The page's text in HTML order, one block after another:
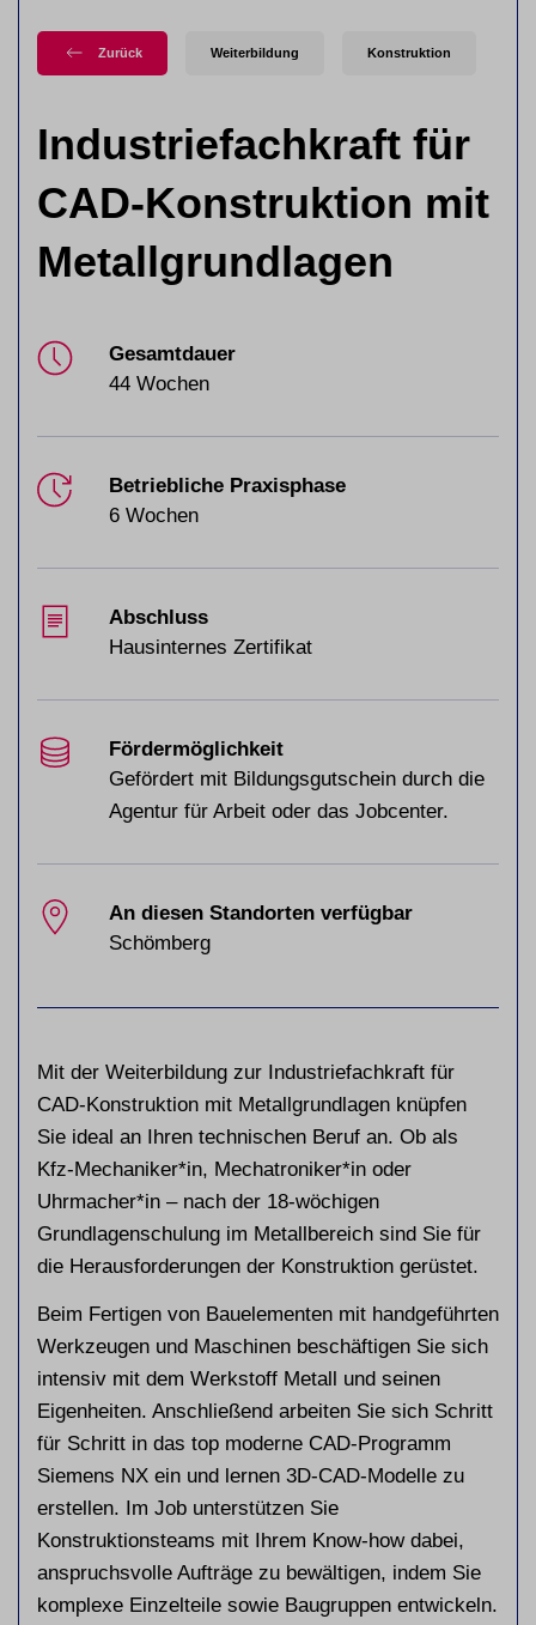
Zurück Weiterbildung Konstruktion
Industriefachkraft für
CAD-Konstruktion mit
Metallgrundlagen
Gesamtdauer
44 Wochen
Betriebliche Praxisphase
6 Wochen
Abschluss
Hausinternes Zertifikat
Fördermöglichkeit
Gefördert mit Bildungsgutschein durch die
Agentur für Arbeit oder das Jobcenter.
An diesen Standorten verfügbar
Schömberg
Mit der Weiterbildung zur Industriefachkraft für
CAD-Konstruktion mit Metallgrundlagen knüpfen
Sie ideal an Ihren technischen Beruf an. Ob als
Kfz-Mechaniker*in, Mechatroniker*in oder
Uhrmacher*in – nach der 18-wöchigen
Grundlagenschulung im Metallbereich sind Sie für
die Herausforderungen der Konstruktion gerüstet.
Beim Fertigen von Bauelementen mit handgeführten
Werkzeugen und Maschinen beschäftigen Sie sich
intensiv mit dem Werkstoff Metall und seinen
Eigenheiten. Anschließend arbeiten Sie sich Schritt
für Schritt in das top moderne CAD-Programm
Siemens NX ein und lernen 3D-CAD-Modelle zu
erstellen. Im Job unterstützen Sie
Konstruktionsteams mit Ihrem Know-how dabei,
anspruchsvolle Aufträge zu bewältigen, indem Sie
komplexe Einzelteile sowie Baugruppen entwickeln.